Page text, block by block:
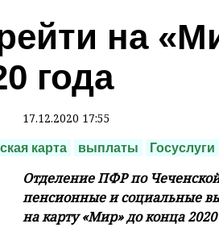
на
года
17.12.2020 17:55
карта выплаты Госуслуги
Отделение ПФР по
пенсионные и социальные
на карту «Мир» до конца 2020